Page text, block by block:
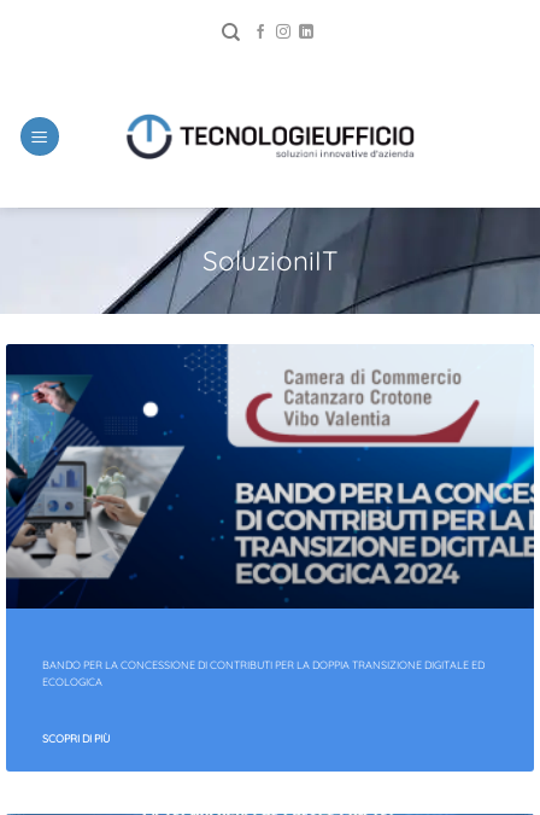
SoluzioniIT
BANDO PER LA CONCESSIONE DI CONTRIBUTI PER LA DOPPIA TRANSIZIONE DIGITALE ED
ECOLOGICA
SCOPRI DI PIÙ